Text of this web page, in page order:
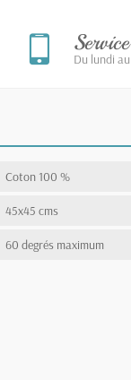
Du lundi
Coton 100 %
45x45 cms
60 degrés maximum